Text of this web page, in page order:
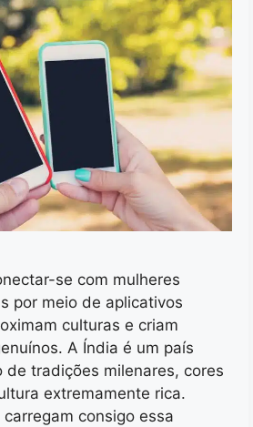
se com mulheres
por meio de aplicativos
culturas e criam
A Índia é um país
de tradições milenares, cores
extremamente rica.
consigo essa